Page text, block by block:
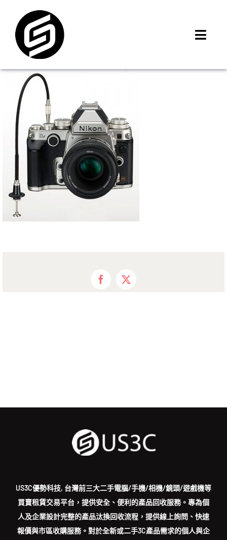
content
門市據點
iMCheck APP
iPhone 回收價
線上商城
3C租賃
MSI 舊換新
最新資訊
聯絡我們
Facebook
X
US3C優勢科技, 台灣前三大二手電腦/手機/相機/鏡頭/遊戲機等
買賣租賃交易平台，提供安全、便利的產品回收服務。專為個
人及企業設計完整的產品汰換回收流程，提供線上詢問、快速
報價與市區收購服務。對於全新或二手3C產品需求的個人與企